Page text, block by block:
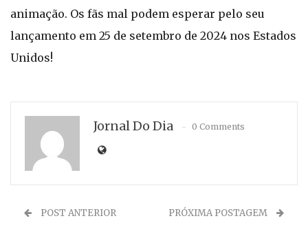
animação. Os fãs mal podem esperar pelo seu
lançamento em 25 de setembro de 2024 nos Estados
Unidos!
Jornal Do Dia 0 Comments
POST ANTERIOR PRÓXIMA POSTAGEM